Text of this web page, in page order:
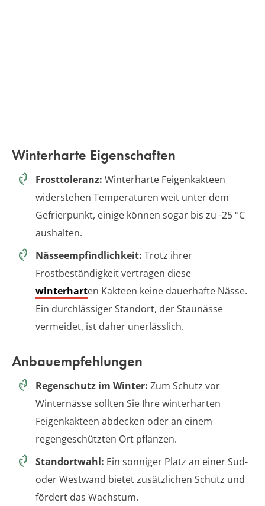
Winterharte Eigenschaften
Frosttoleranz: Winterharte Feigenkakteen
widerstehen Temperaturen weit unter dem
Gefrierpunkt, einige können sogar bis zu -25 °C
aushalten.
Nässeempfindlichkeit: Trotz ihrer
Frostbeständigkeit vertragen diese
winterharten Kakteen keine dauerhafte Nässe.
Ein durchlässiger Standort, der Staunässe
vermeidet, ist daher unerlässlich.
Anbauempfehlungen
Regenschutz im Winter: Zum Schutz vor
Winternässe sollten Sie Ihre winterharten
Feigenkakteen abdecken oder an einem
regengeschützten Ort pflanzen.
Standortwahl: Ein sonniger Platz an einer Süd-
oder Westwand bietet zusätzlichen Schutz und
fördert das Wachstum.